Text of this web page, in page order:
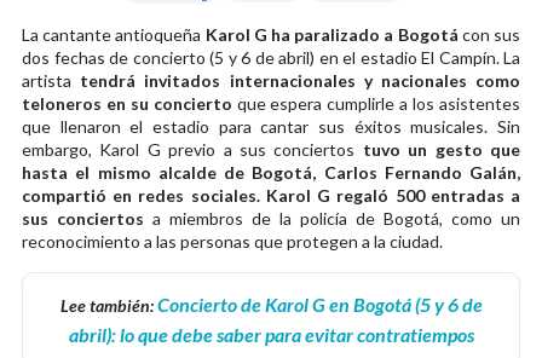
La cantante antioqueña Karol G ha paralizado a Bogotá con sus
dos fechas de concierto (5 y 6 de abril) en el estadio El Campín. La
artista tendrá invitados internacionales y nacionales como
teloneros en su concierto que espera cumplirle a los asistentes
que llenaron el estadio para cantar sus éxitos musicales. Sin
embargo, Karol G previo a sus conciertos tuvo un gesto que
hasta el mismo alcalde de Bogotá, Carlos Fernando Galán,
compartió en redes sociales. Karol G regaló 500 entradas a
sus conciertos a miembros de la policía de Bogotá, como un
reconocimiento a las personas que protegen a la ciudad.
Lee también:Concierto de Karol G en Bogotá (5 y 6 de
abril): lo que debe saber para evitar contratiempos